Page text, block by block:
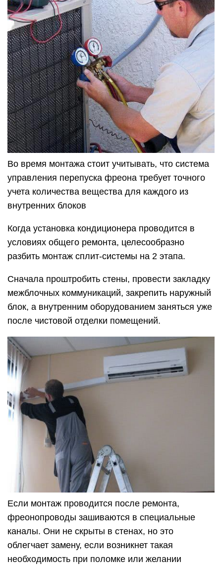
Во время монтажа стоит учитывать, что система
управления перепуска фреона требует точного
учета количества вещества для каждого из
внутренних блоков
Когда установка кондиционера проводится в
условиях общего ремонта, целесообразно
разбить монтаж сплит-системы на 2 этапа.
Сначала проштробить стены, провести закладку
межблочных коммуникаций, закрепить наружный
блок, а внутренним оборудованием заняться уже
после чистовой отделки помещений.
Если монтаж проводится после ремонта,
фреонопроводы зашиваются в специальные
каналы. Они не скрыты в стенах, но это
облегчает замену, если возникнет такая
необходимость при поломке или желании